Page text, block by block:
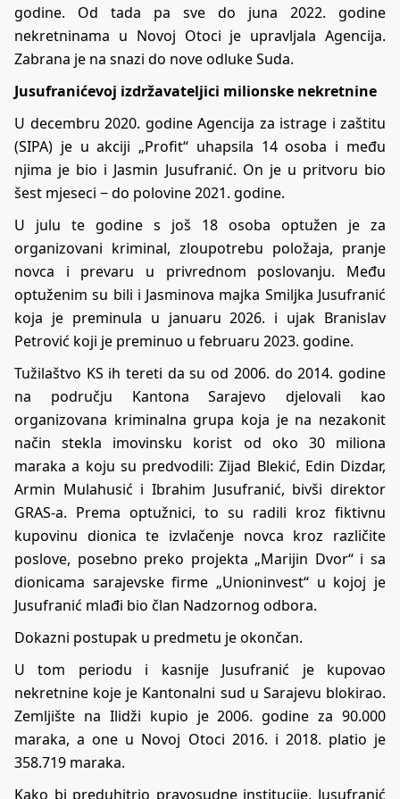
godine. Od tada pa sve do juna 2022. godine
nekretninama u Novoj Otoci je upravljala Agencija.
Zabrana je na snazi do nove odluke Suda.
Jusufranićevoj izdržavateljici milionske nekretnine
U decembru 2020. godine Agencija za istrage i zaštitu
(SIPA) je u akciji „Profit“ uhapsila 14 osoba i među
njima je bio i Jasmin Jusufranić. On je u pritvoru bio
šest mjeseci − do polovine 2021. godine.
U julu te godine s još 18 osoba optužen je za
organizovani kriminal, zloupotrebu položaja, pranje
novca i prevaru u privrednom poslovanju. Među
optuženim su bili i Jasminova majka Smiljka Jusufranić
koja je preminula u januaru 2026. i ujak Branislav
Petrović koji je preminuo u februaru 2023. godine.
Tužilaštvo KS ih tereti da su od 2006. do 2014. godine
na području Kantona Sarajevo djelovali kao
organizovana kriminalna grupa koja je na nezakonit
način stekla imovinsku korist od oko 30 miliona
maraka a koju su predvodili: Zijad Blekić, Edin Dizdar,
Armin Mulahusić i Ibrahim Jusufranić, bivši direktor
GRAS-a. Prema optužnici, to su radili kroz fiktivnu
kupovinu dionica te izvlačenje novca kroz različite
poslove, posebno preko projekta „Marijin Dvor“ i sa
dionicama sarajevske firme „Unioninvest“ u kojoj je
Jusufranić mlađi bio član Nadzornog odbora.
Dokazni postupak u predmetu je okončan.
U tom periodu i kasnije Jusufranić je kupovao
nekretnine koje je Kantonalni sud u Sarajevu blokirao.
Zemljište na Ilidži kupio je 2006. godine za 90.000
maraka, a one u Novoj Otoci 2016. i 2018. platio je
358.719 maraka.
Kako bi preduhitrio pravosudne institucije, Jusufranić